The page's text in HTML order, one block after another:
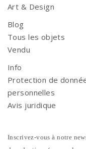
Art & Design
Blog
Tous les objets
Vendu
Info
Protection de
personnelles
Avis juridique
Inscrivez-vous à notre